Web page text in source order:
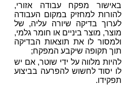
באישור מפקח עבודה אזורי,
להורות למחזיק במקום העבודה
לערוך בדיקה שיורה עליה, של
מוצר, מוצר ביניים או חומר גלמי,
ולמסור לו את תוצאות הבדיקה
תוך תקופה שיקבע המפקח;
להיות מלווה על ידי שוטר, אם יש
לו יסוד לחשוש להפרעה בביצוע
תפקידו.